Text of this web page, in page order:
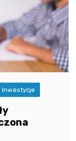
Inwestycje